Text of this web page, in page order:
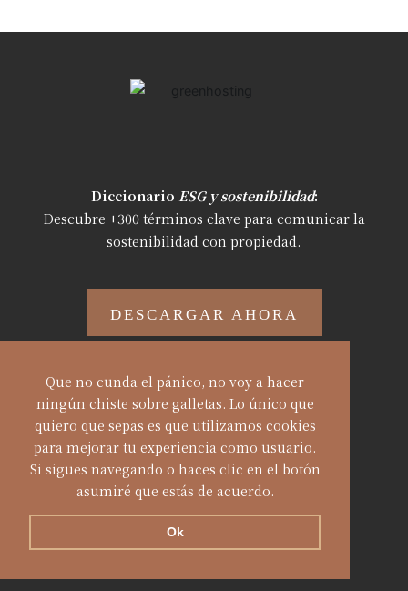
Que no cunda el pánico, no voy a hacer
ningún chiste sobre galletas. Lo único que
quiero que sepas es que utilizamos cookies
para mejorar tu experiencia como usuario.
Si sigues navegando o haces clic en el botón
asumiré que estás de acuerdo.
Ok
Diccionario ESG y sostenibilidad:
Descubre +300 términos clave para comunicar la
sostenibilidad con propiedad.
DESCARGAR AHORA
© Alba Sueiro Román.
Privacidad|Aviso Legal| Cookies|
Términos y condiciones